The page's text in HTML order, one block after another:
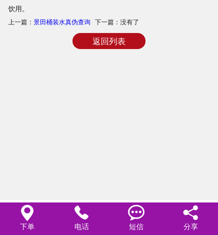
饮用。
上一篇： 景田桶装水真伪查询 下一篇：没有了
返回列表

下单

电话

短信

分享